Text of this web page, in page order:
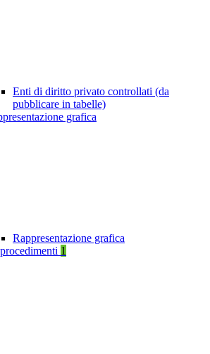
Enti di diritto privato controllati (da
pubblicare in tabelle)
grafica
Rappresentazione grafica
1